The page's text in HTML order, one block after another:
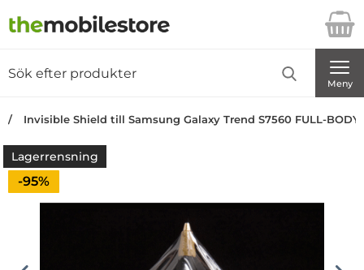
Startsidan för Danira Telecom AB
Meny
Invisible Shield till Samsung Galaxy Trend S7560 FULL-BODY
Lagerrensning
Priset är nedsatt med
-95%